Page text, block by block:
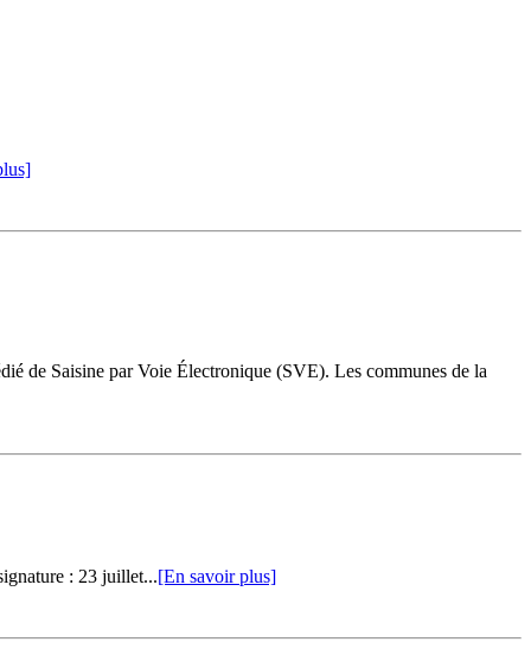
de Saisine par Voie Électronique (SVE). Les communes de la
: 23 juillet...[En savoir plus]